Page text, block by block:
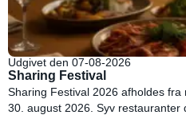
Udgivet den 07-08-2026
Sharing Festival
Sharing Festival 2026 afholdes
30. august 2026. Syv restauranter